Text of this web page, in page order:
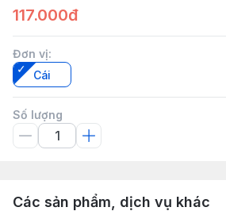
117.000đ
Đơn vị:
Cái
Số lượng
Các sản phẩm, dịch vụ khác